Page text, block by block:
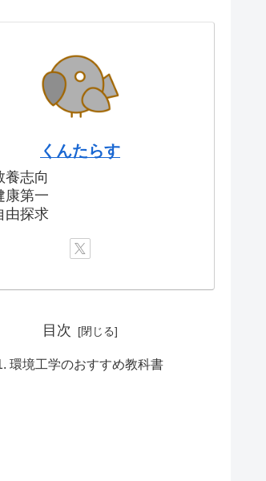
くんたらす
養志向
康第一
由探求
目次
環境工学のおすすめ教科書